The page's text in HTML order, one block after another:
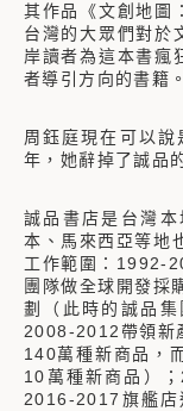
其作品《文創地圖
台灣的大眾們對於
岸讀者為這本書瘋
者導引方向的書籍。
周鈺庭現在可以
年，她辭掉了誠品
誠品書店是台灣
本、馬來西亞等地
工作範圍：1992-
團隊做全球開發採
劃（此時的誠品集
2008-2012帶領新
140萬種新商品，
10萬種新商品）
2016-2017旗艦店